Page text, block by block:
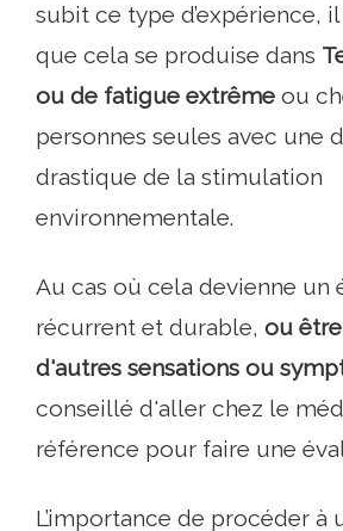
subit ce type d’expérience,
que cela se produise dans
ou de fatigue extrême ou
personnes seules avec une
drastique de la stimulation
environnementale.
Au cas où cela devienne un
récurrent et durable, ou
d'autres sensations ou
conseillé d'aller chez le
référence pour faire une
L’importance de procéder à